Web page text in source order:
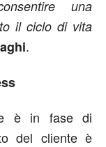
una
il ciclo di vita
.
è in fase di
del cliente è